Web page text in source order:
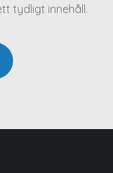
tydligt innehåll.